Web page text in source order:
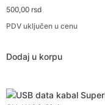
500,00 rsd
PDV uključen u cenu
Dodaj u korpu